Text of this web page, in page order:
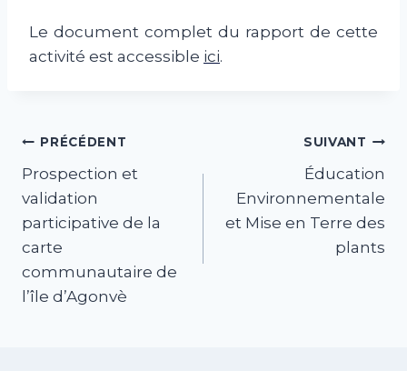
Le document complet du rapport de cette
activité est accessible ici.
Navigation
de
l’article
PRÉCÉDENT
Prospection et
validation
participative de la
carte
communautaire de
l’île d’Agonvè
SUIVANT
Éducation
Environnementale
et Mise en Terre des
plants